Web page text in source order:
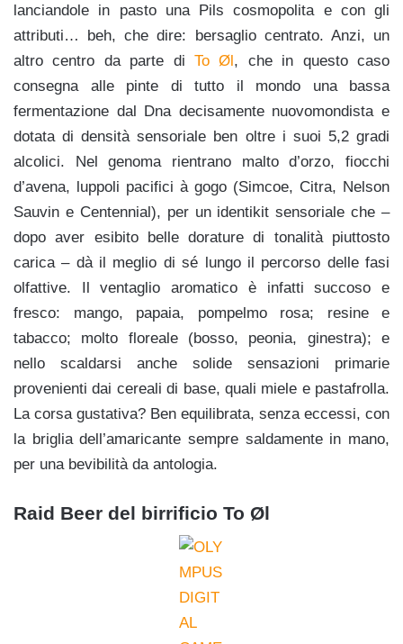
lanciandole in pasto una Pils cosmopolita e con gli
attributi… beh, che dire: bersaglio centrato. Anzi, un
altro centro da parte di To Øl, che in questo caso
consegna alle pinte di tutto il mondo una bassa
fermentazione dal Dna decisamente nuovomondista e
dotata di densità sensoriale ben oltre i suoi 5,2 gradi
alcolici. Nel genoma rientrano malto d’orzo, fiocchi
d’avena, luppoli pacifici à gogo (Simcoe, Citra, Nelson
Sauvin e Centennial), per un identikit sensoriale che –
dopo aver esibito belle dorature di tonalità piuttosto
carica – dà il meglio di sé lungo il percorso delle fasi
olfattive. Il ventaglio aromatico è infatti succoso e
fresco: mango, papaia, pompelmo rosa; resine e
tabacco; molto floreale (bosso, peonia, ginestra); e
nello scaldarsi anche solide sensazioni primarie
provenienti dai cereali di base, quali miele e pastafrolla.
La corsa gustativa? Ben equilibrata, senza eccessi, con
la briglia dell’amaricante sempre saldamente in mano,
per una bevibilità da antologia.
Raid Beer del birrificio To Øl